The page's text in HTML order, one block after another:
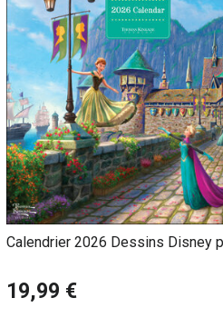
Calendrier 2026 Dessins Disney
19,99 €